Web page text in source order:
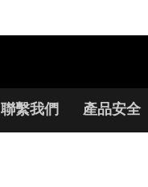
聯繫我們 產品安全